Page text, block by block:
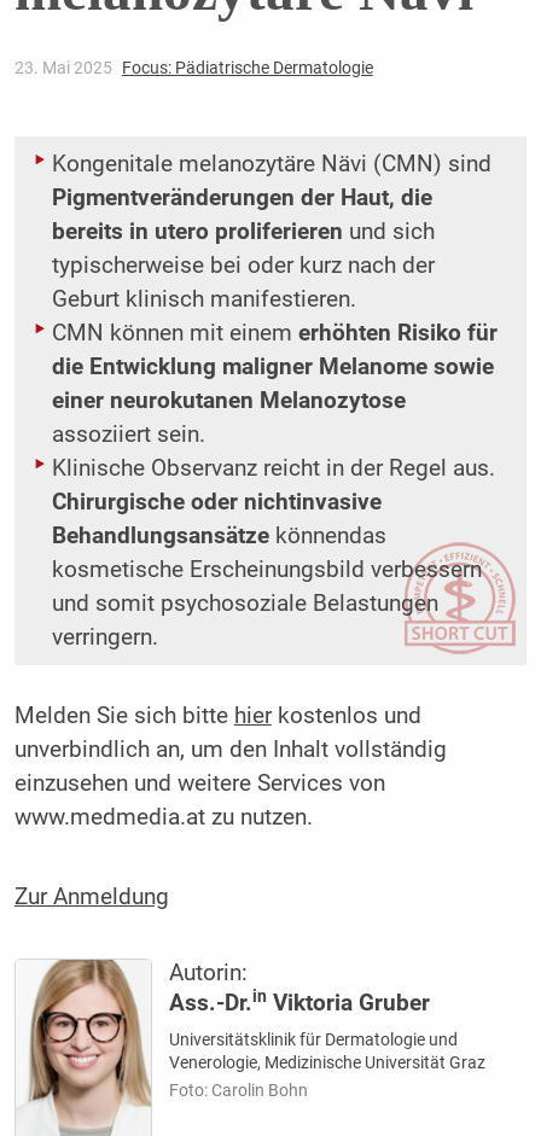
23. Mai 2025 Focus: Pädiatrische Dermatologie
Kongenitale melanozytäre Nävi (CMN) sind
Pigmentveränderungen der Haut, die
bereits in utero proliferieren und sich
typischerweise bei oder kurz nach der
Geburt klinisch manifestieren.
CMN können mit einem erhöhten Risiko für
die Entwicklung maligner Melanome sowie
einer neurokutanen Melanozytose
assoziiert sein.
Klinische Observanz reicht in der Regel aus.
Chirurgische oder nichtinvasive
Behandlungsansätze könnendas
kosmetische Erscheinungsbild verbessern
und somit psychosoziale Belastungen
verringern.
Melden Sie sich bitte hierkostenlos und
unverbindlich an, um den Inhalt vollständig
einzusehen und weitere Services von
www.medmedia.at zu nutzen.
Zur Anmeldung
Autorin:
Ass.-Dr.in Viktoria Gruber
Universitätsklinik für Dermatologie und
Venerologie, Medizinische Universität Graz
Foto: Carolin Bohn